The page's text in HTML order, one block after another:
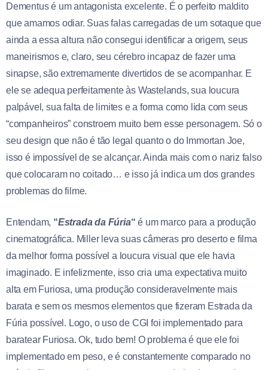
Dementus é um antagonista excelente. É o perfeito maldito
que amamos odiar. Suas falas carregadas de um sotaque que
ainda a essa altura não consegui identificar a origem, seus
maneirismos e, claro, seu cérebro incapaz de fazer uma
sinapse, são extremamente divertidos de se acompanhar. E
ele se adequa perfeitamente às Wastelands, sua loucura
palpável, sua falta de limites e a forma como lida com seus
“companheiros” constroem muito bem esse personagem. Só o
seu design que não é tão legal quanto o do Immortan Joe,
isso é impossível de se alcançar. Ainda mais com o nariz falso
que colocaram no coitado… e isso já indica um dos grandes
problemas do filme.
Entendam, “Estrada da Fúria“ é um marco para a produção
cinematográfica. Miller leva suas câmeras pro deserto e filma
da melhor forma possível a loucura visual que ele havia
imaginado. E infelizmente, isso cria uma expectativa muito
alta em Furiosa, uma produção consideravelmente mais
barata e sem os mesmos elementos que fizeram Estrada da
Fúria possível. Logo, o uso de CGI foi implementado para
baratear Furiosa. Ok, tudo bem! O problema é que ele foi
implementado em peso, e é constantemente comparado no